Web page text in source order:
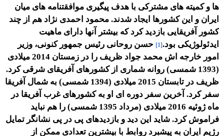
ها و کمیته های مشترکی با هدف پیگیری موافقتنامه های میان
ایران و این کشورها ایجاد شدند. محمود احمدی نژاد هم از چند
کشور آفریقایی بازدید کرد که بیشتر آنها دارای ماهیت
ایدئولوژیکی بود.[1]
حسن روحانی رئیس جمهور کنونی، وزیر
امور خارجه اش محمد جواد ظریف را در زمستان 2014 میلادی
(1393 شمسی) روانه شماری از کشورهای آفریقای شرقی کرد.
ظریف در تابستان 2015 میلادی (1394 شمسی) به شمال آفریقا
سفر کرد. آخرین سفر دوره ای او به کشورهای غرب آفریقا در
ماه ژوئیه 2016 میلادی (مرداد 1395 شمسی) را هم نباید
فراموش کرد. شاید این دید و بازدیدهای پی در پی نشانگر تمایل
رژیم ایران به پیشبرد روابط با بیشترین تعدادی ممکن از